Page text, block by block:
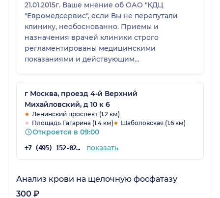
21.01.2015г. Ваше мнение об ОАО "КДЦ
"Евромедсервис", если Вы не перепутали
клинику, необоснованно. Приемы и
назначения врачей клиники строго
регламентированы медицинскими
показаниями и действующим
(протоколы и стандарты оказания
медицинской помощи), а также программами
ДМС. Если у Вас возникают сомнения по
тактике лечения, необходимо обращаться
для разъяснений к главному врачу клиники
Настюковой Е.Г. устно или в письменной
форме, а не писать в интернете отзывы,
"Евромедсервис" Байрамукова Т.С.
г Москва, проезд 4-й Верхний
Михайловский, д 10 к 6
Ленинский проспект (1.2 км)
Площадь Гагарина (1.4 км)
Шаболовская (1.6 км)
Откроется в 09:00
+7 (495) 152-02-96 показать
Анализ крови на щелочную фосфатазу
300 ₽